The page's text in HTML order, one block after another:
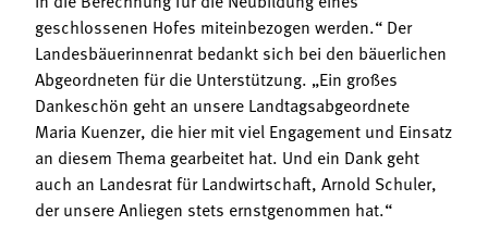
geschlossenen Hofes miteinbezogen werden.“ Der
Landesbäuerinnenrat bedankt sich bei den bäuerlichen
Abgeordneten für die Unterstützung. „Ein großes
Dankeschön geht an unsere Landtagsabgeordnete
Maria Kuenzer, die hier mit viel Engagement und Einsatz
an diesem Thema gearbeitet hat. Und ein Dank geht
auch an Landesrat für Landwirtschaft, Arnold Schuler,
der unsere Anliegen stets ernstgenommen hat.“